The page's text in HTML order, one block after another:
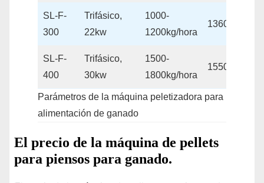
SL-F-
300
Trifásico,
22kw
1000-
1200kg/hora
SL-F-
400
Trifásico,
30kw
1500-
1800kg/hora
Parámetros de la máquina peletizadora para
alimentación de ganado
El precio de la máquina de pellets
para piensos para ganado.